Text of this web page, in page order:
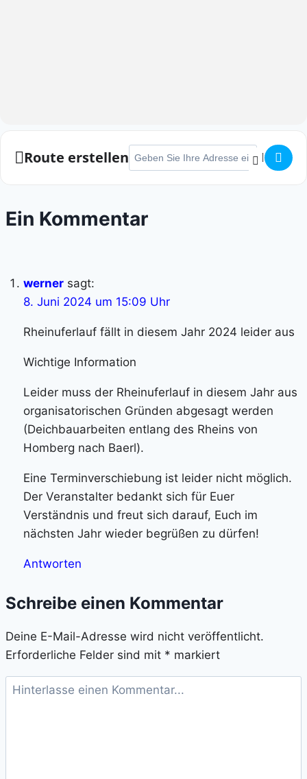
Route erstellen
Ein Kommentar
werner sagt:
8. Juni 2024 um 15:09 Uhr
Rheinuferlauf fällt in diesem Jahr 2024 leider aus
Wichtige Information
Leider muss der Rheinuferlauf in diesem Jahr aus
organisatorischen Gründen abgesagt werden
(Deichbauarbeiten entlang des Rheins von
Homberg nach Baerl).
Eine Terminverschiebung ist leider nicht möglich.
Der Veranstalter bedankt sich für Euer
Verständnis und freut sich darauf, Euch im
nächsten Jahr wieder begrüßen zu dürfen!
Antworten
Schreibe einen Kommentar
Deine E-Mail-Adresse wird nicht veröffentlicht.
Erforderliche Felder sind mit * markiert